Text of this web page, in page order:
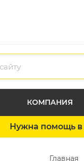
КОМПАНИЯ
Нужна помощь в
Главная